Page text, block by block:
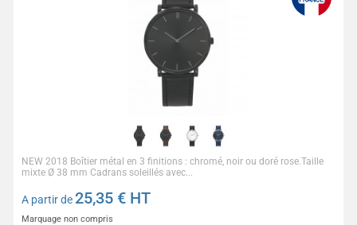
NEW 2018 Boîtier métal en 3 finitions : chromé, noir ou doré rose.Taille
mixte Ø 38 mm Cadrans soleillés avec...
A partir de25,35 € HT
Marquage non compris